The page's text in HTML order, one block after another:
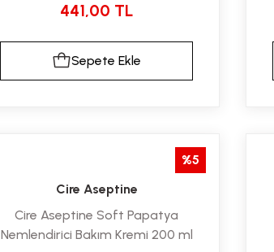
441,00 TL
Sepete Ekle
%5
Cire Aseptine
Cire Aseptine Soft Papatya
Nemlendirici Bakım Kremi 200 ml